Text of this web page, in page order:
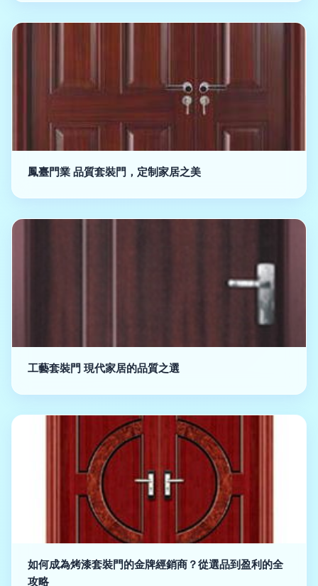
鳳臺門業 品質套裝門，定制家居之美
工藝套裝門 現代家居的品質之選
如何成為烤漆套裝門的金牌經銷商？從選品到盈利的全
攻略